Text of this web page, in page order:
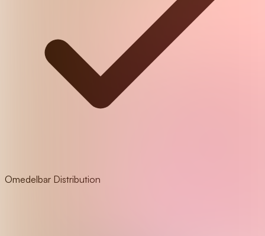
Omedelbar Distribution